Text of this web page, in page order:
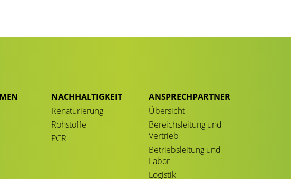
NACHHALTIGKEIT
Renaturierung
Rohstoffe
PCR
ANSPRECHPARTNER
Übersicht
Bereichsleitung und
Vertrieb
Betriebsleitung und
Labor
Logistik